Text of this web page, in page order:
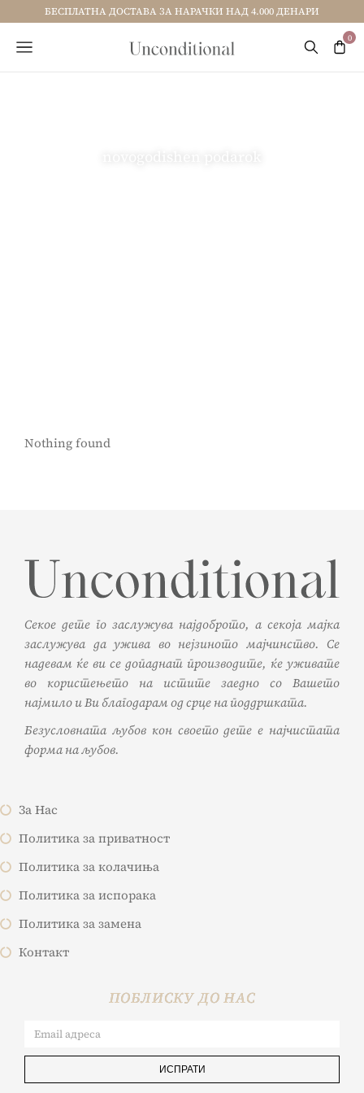
БЕСПЛАТНА ДОСТАВА ЗА НАРАЧКИ НАД 4.000 ДЕНАРИ
Nothing found
Секое дете го заслужува најдоброто, а секоја мајка
заслужува да ужива во нејзиното мајчинство. Се
надевам ќе ви се допаднат производите, ќе уживате
во користењето на истите заедно со Вашето
најмило и Ви благодарам од срце на поддршката.
Безусловната љубов кон своето дете е најчистата
форма на љубов.
За Нас
Политика за приватност
Политика за колачиња
Политика за испорака
Политика за замена
Контакт
ПОБЛИСКУ ДО НАС
ИСПРАТИ